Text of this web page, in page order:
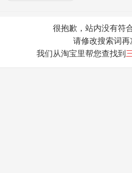
很抱歉，站内没有符
请修改搜索词再
我们从淘宝里帮您查找到